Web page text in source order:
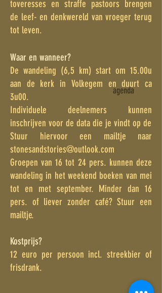
toveresses en straffe pastoors brengen
de leef- en denkwereld van vroeger terug
tot leven.
Waar en wanneer?
De wandeling (6,5 km) start om 15.00u
aan de kerk in Volkegem en duurt ca
3u00.
​Individuele deelnemers kunnen
inschrijven voor de data die je vindt op de
Stuur hiervoor een mailtje naar
stonesandstories@outlook.com
Groepen van 16 tot 24 pers. kunnen deze
wandeling in het weekend boeken van mei
tot en met september. Minder dan 16
pers. of liever zonder café? Stuur een
mailtje.
Kostprijs?
12 euro per persoon incl. streekbier of
frisdrank.
agenda